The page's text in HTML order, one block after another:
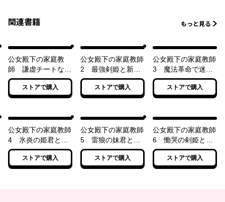
関連書籍 もっと見る
公女殿下の家庭教
師 謙虚チートな魔
法授業をはじめます
ストアで購入
公女殿下の家庭教師
2 最強剣姫と新た
な伝説をつくります
ストアで購入
公女殿下の家庭教師
3 魔法革命で迷え
る聖女を導きます
ストアで購入
公女殿下の家庭教師
4 氷炎の姫君と夏
休みに王国を救いま
ストアで購入
公女殿下の家庭教師
5 雷狼の妹君と王
国動乱
ストアで購入
公女殿下の家庭教師
6 慟哭の剣姫と南
方戦役
ストアで購入